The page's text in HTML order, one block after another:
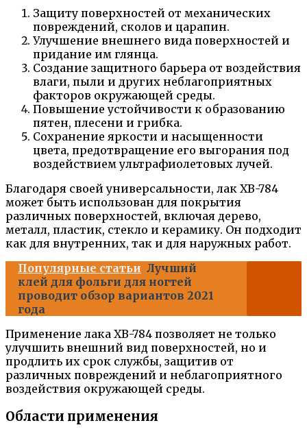
Защиту поверхностей от механических
повреждений, сколов и царапин.
Улучшение внешнего вида поверхностей и
придание им глянца.
Создание защитного барьера от воздействия
влаги, пыли и других неблагоприятных
факторов окружающей среды.
Повышение устойчивости к образованию
пятен, плесени и грибка.
Сохранение яркости и насыщенности
цвета, предотвращение его выгорания под
воздействием ультрафиолетовых лучей.
Благодаря своей универсальности, лак ХВ-784
может быть использован для покрытия
различных поверхностей, включая дерево,
металл, пластик, стекло и керамику. Он подходит
как для внутренних, так и для наружных работ.
Популярные статьи Лучший
клей для фольги для ногтей
проводит обзор вариантов 2021
года
Применение лака ХВ-784 позволяет не только
улучшить внешний вид поверхностей, но и
продлить их срок службы, защитив от
различных повреждений и неблагоприятного
воздействия окружающей среды.
Области применения